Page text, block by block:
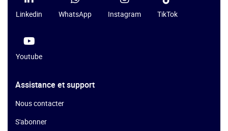
Linkedin WhatsApp Instagram TikTok
Youtube
Assistance et support
Nous contacter
S'abonner